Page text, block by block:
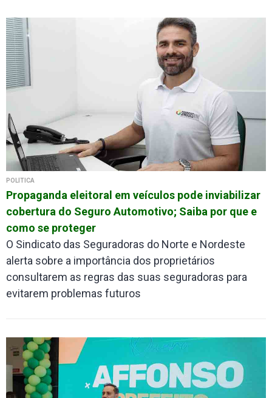
POLÍTICA
Propaganda eleitoral em veículos pode inviabilizar
cobertura do Seguro Automotivo; Saiba por que e
como se proteger
O Sindicato das Seguradoras do Norte e Nordeste
alerta sobre a importância dos proprietários
consultarem as regras das suas seguradoras para
evitarem problemas futuros